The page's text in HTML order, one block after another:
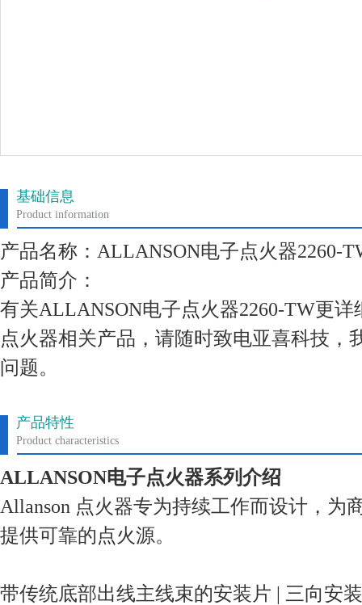
基础信息
Product information
产品名称：ALLANSON电子点火器2260-
产品简介：
有关ALLANSON电子点火器2260-TW更
点火器相关产品，请随时致电亚喜科技，
问题。
产品特性
Product characteristics
ALLANSON电子点火器系列介绍
Allanson 点火器专为持续工作而设计，为
提供可靠的点火源。
带传统底部出线主线束的安装片 | 三向安装